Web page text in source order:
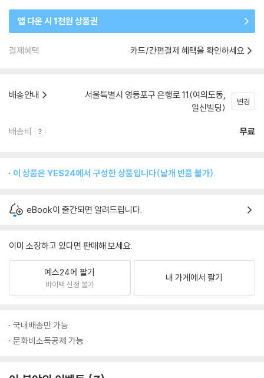
앱 다운 시 1천원 상품권
결제혜택 카드/간편결제 혜택을 확인하세요
배송안내
서울특별시 영등포구 은행로 11(여의도동,
일신빌딩)
변경
배송비 무료
이 상품은 YES24에서 구성한 상품입니다(낱개 반품 불가).
eBook이 출간되면 알려드립니다.
이미 소장하고 있다면 판매해 보세요.
예스24에 팔기
바이백 신청 불가
내 가게에서 팔기
국내배송만 가능
문화비소득공제 가능